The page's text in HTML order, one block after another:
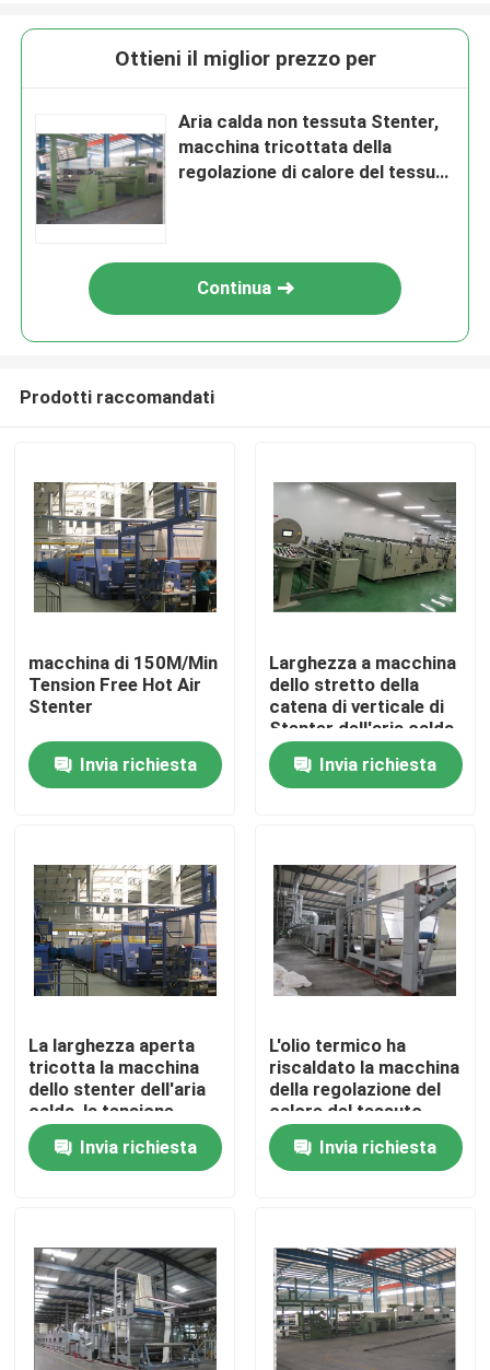
Circa noi
Giro della fabbrica
Contattici
notizie
rifinitrice dello stenter
stenter della regolazione di calore
Ottieni il miglior prezzo per
Aria calda non tessuta Stenter,
macchina tricottata della
regolazione di calore del tessuto
Continua
Prodotti raccomandati
macchina di 150M/Min
Tension Free Hot Air
Stenter
Invia richiesta
Larghezza a macchina
dello stretto della
catena di verticale di
Stenter dell'aria calda
automatica su misura
Invia richiesta
La larghezza aperta
tricotta la macchina
dello stenter dell'aria
calda, la tensione
libera, manutenzione
sempliceInvia richiesta
L'olio termico ha
riscaldato la macchina
della regolazione del
calore del tessuto
tricottata macchina
tessile di Stenter del
tessuto
Invia richiesta